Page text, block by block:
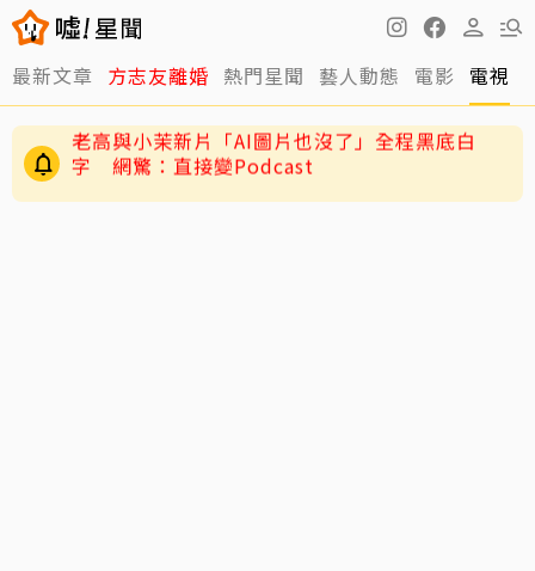
最新文章 方志友離婚 熱門星聞 藝人動態 電影 電視
快訊／方志友、楊銘威離婚了！結束12年婚「無
法再做情人永遠是家人」